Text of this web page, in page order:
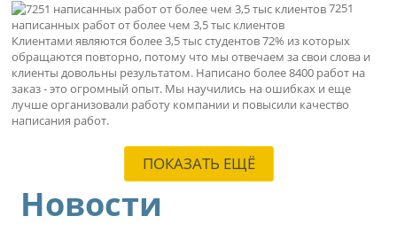
7251
написанных работ от более чем 3,5 тыс клиентов
Клиентами являются более 3,5 тыс студентов 72% из которых
обращаются повторно, потому что мы отвечаем за свои слова и
клиенты довольны результатом. Написано более 8400 работ на
заказ - это огромный опыт. Мы научились на ошибках и еще
лучше организовали работу компании и повысили качество
написания работ.
ПОКАЗАТЬ ЕЩЁ
Новости